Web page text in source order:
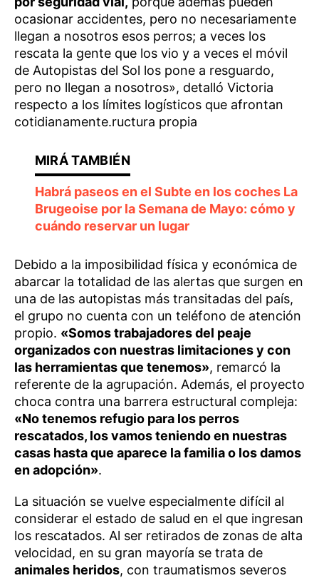
ocasionar accidentes, pero no necesariamente
llegan a nosotros esos perros; a veces los
rescata la gente que los vio y a veces el móvil
de Autopistas del Sol los pone a resguardo,
pero no llegan a nosotros», detalló Victoria
respecto a los límites logísticos que afrontan
cotidianamente.ructura propia
Habrá paseos en el Subte en los coches La
Brugeoise por la Semana de Mayo: cómo y
cuándo reservar un lugar
Debido a la imposibilidad física y económica de
abarcar la totalidad de las alertas que surgen en
una de las autopistas más transitadas del país,
el grupo no cuenta con un teléfono de atención
propio. «Somos trabajadores del peaje
organizados con nuestras limitaciones y con
las herramientas que tenemos», remarcó la
referente de la agrupación. Además, el proyecto
choca contra una barrera estructural compleja:
«No tenemos refugio para los perros
rescatados, los vamos teniendo en nuestras
casas hasta que aparece la familia o los damos
en adopción».
La situación se vuelve especialmente difícil al
considerar el estado de salud en el que ingresan
los rescatados. Al ser retirados de zonas de alta
velocidad, en su gran mayoría se trata de
animales heridos, con traumatismos severos